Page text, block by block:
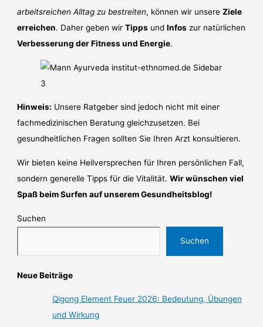
arbeitsreichen Alltag zu bestreiten, können wir unsereZiele
erreichen. Daher geben wirTipps undInfos zur natürlichen
Verbesserung der Fitness und Energie.
Hinweis: Unsere Ratgeber sind jedoch nicht mit einer
fachmedizinischen Beratung gleichzusetzen. Bei
gesundheitlichen Fragen sollten Sie Ihren Arzt konsultieren.
Wir bieten keine Heilversprechen für Ihren persönlichen Fall,
sondern generelle Tipps für die Vitalität.Wir wünschen viel
Spaß beim Surfen auf unserem Gesundheitsblog!
Suchen
Suchen
Neue Beiträge
Qigong Element Feuer 2026: Bedeutung, Übungen
und Wirkung